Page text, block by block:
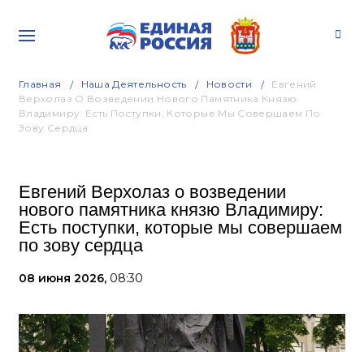
Главная Наша Деятельность Новости
Евгений
Верхолаз О Возведении Нового Памятника Князю
Владимиру: Есть Поступки, Которые Мы Совершаем По
Зову Сердца
Евгений Верхолаз о возведении
нового памятника князю Владимиру:
Есть поступки, которые мы совершаем
по зову сердца
08 июня 2026, 08:30